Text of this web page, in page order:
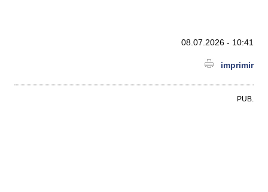
08.07.2026 - 10:41
imprimir
PUB.